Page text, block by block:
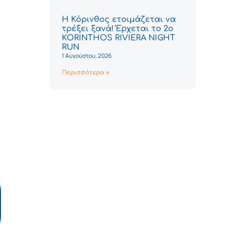
Η Κόρινθος ετοιμάζεται να
τρέξει ξανά! Έρχεται το 2ο
KORINTHOS RIVIERA NIGHT
RUN
1 Αυγούστου, 2026
Περισσότερα »